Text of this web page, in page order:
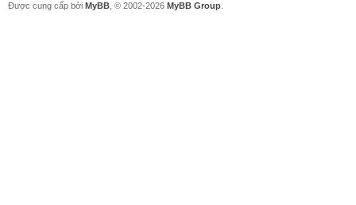
Được cung cấp bởi MyBB , © 2002-2026 MyBB Group